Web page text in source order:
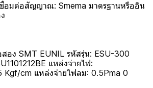
ชื่อมต่อสัญญาณ: Smema มาตรฐานหรืออิน
สอง SMT EUNIL รหัสรุ่น: ESU-300
แหล่งจ่ายไฟ:
Kgf/cm แหล่งจ่ายไฟลม: 0.5Pma 0